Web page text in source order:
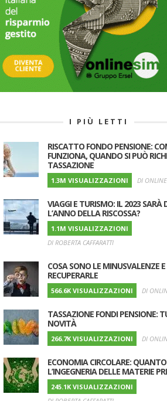
I PIÙ LETTI
RISCATTO FONDO PENSIONE:
FUNZIONA, QUANDO SI PUÒ
TASSAZIONE
1.3M VISUALIZZAZIONI DI
VIAGGI E TURISMO: IL 2023 SARÀ
L’ANNO DELLA RISCOSSA?
1.1M VISUALIZZAZIONI
DI ROBERTA CAFFARATTI
COSA SONO LE MINUSVALENZE
RECUPERARLE
566.6K VISUALIZZAZIONI DI
TASSAZIONE FONDI PENSIONE:
NOVITÀ
266.7K VISUALIZZAZIONI DI
ECONOMIA CIRCOLARE:
L’INGEGNERIA DELLE MATERIE
245.1K VISUALIZZAZIONI